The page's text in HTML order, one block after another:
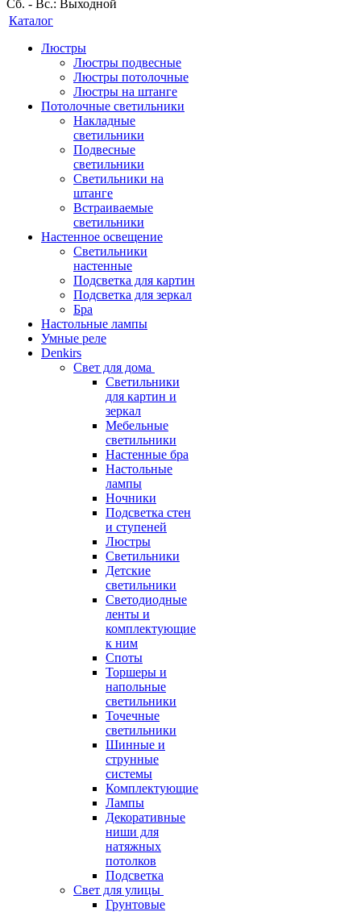
Сб. - Вс.: Выходной
Каталог
Люстры
Люстры подвесные
Люстры потолочные
Люстры на штанге
Потолочные светильники
Накладные
светильники
Подвесные
светильники
Светильники на
штанге
Встраиваемые
светильники
Настенное освещение
Светильники
настенные
Подсветка для картин
Подсветка для зеркал
Бра
Настольные лампы
Умные реле
Denkirs
Свет для дома
Светильники
для картин и
зеркал
Мебельные
светильники
Настенные бра
Настольные
лампы
Ночники
Подсветка стен
и ступеней
Люстры
Светильники
Детские
светильники
Светодиодные
ленты и
комплектующие
к ним
Споты
Торшеры и
напольные
светильники
Точечные
светильники
Шинные и
струнные
системы
Комплектующие
Лампы
Декоративные
ниши для
натяжных
потолков
Подсветка
Свет для улицы
Грунтовые